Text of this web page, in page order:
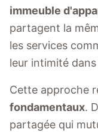
immeuble
partagent la
les services
leur intimité
Cette approche
fondamentaux.
partagée qui